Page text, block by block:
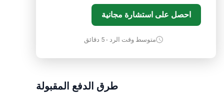
احصل على استشارة مجانية
متوسط وقت الرد - 5 دقائق
طرق الدفع المقبولة